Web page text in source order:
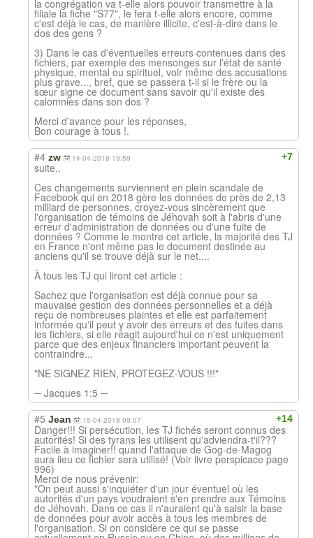
la congrégation va t-elle alors pouvoir transmettre à la
filiale la fiche "S77", le fera t-elle alors encore, comme
c'est déjà le cas, de manière illicite, c'est-à-dire dans le
dos des gens ?
3) Dans le cas d'éventuelles erreurs contenues dans des
fichiers, par exemple des mensonges sur l'état de santé
physique, mental ou spirituel, voir même des accusations
plus grave..., bref, que se passera t-il si le frère ou la
sœur signe ce document sans savoir qu'il existe des
calomnies dans son dos ?
Merci d'avance pour les réponses,
Bon courage à tous !.
+7
#4 zw 14-04-2018 19:59
suite..
Ces changements surviennent en plein scandale de
Facebook qui en 2018 gère les données de près de 2,13
milliard de personnes, croyez-vous sincèrement que
l'organisation de témoins de Jéhovah soit à l'abris d'une
erreur d'administration de données ou d'une fuite de
données ? Comme le montre cet article, la majorité des TJ
en France n'ont même pas le document destinée au
anciens qu'il se trouve déjà sur le net....
À tous les TJ qui liront cet article :
Sachez que l'organisation est déjà connue pour sa
mauvaise gestion des données personnelles et a déjà
reçu de nombreuses plaintes et elle est parfaitement
informée qu'il peut y avoir des erreurs et des fuites dans
les fichiers, si elle réagit aujourd'hui ce n'est uniquement
parce que des enjeux financiers important peuvent la
contraindre...
"NE SIGNEZ RIEN, PROTEGEZ-VOUS !!!"
─ Jacques 1:5 ─
+14
#5 Jean 15-04-2018 09:07
Danger!!! Si persécution, les TJ fichés seront connus des
autorités! Si des tyrans les utilisent qu'adviendra-t'il???
Facile à imaginer!! quand l'attaque de Gog-de-Magog
aura lieu ce fichier sera utilisé! (Voir livre perspicace page
996)
Merci de nous prévenir:
"On peut aussi s'inquiéter d'un jour éventuel où les
autorités d'un pays voudraient s'en prendre aux Témoins
de Jéhovah. Dans ce cas il n'auraient qu'à saisir la base
de données pour avoir accès à tous les membres de
l'organisation. Si on considère ce qui se passe